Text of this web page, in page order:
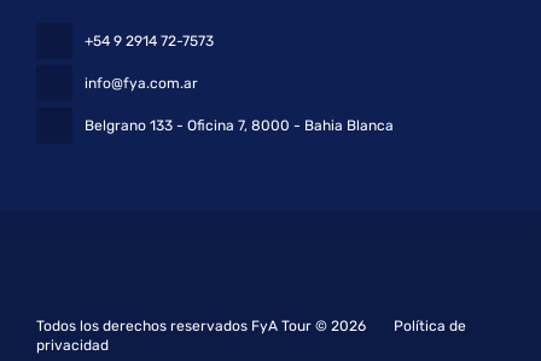
+54 9 2914 72-7573
info@fya.com.ar
Belgrano 133 - Oficina 7, 8000 - Bahia Blanca
Todos los derechos reservados FyA Tour © 2026
Política de
privacidad